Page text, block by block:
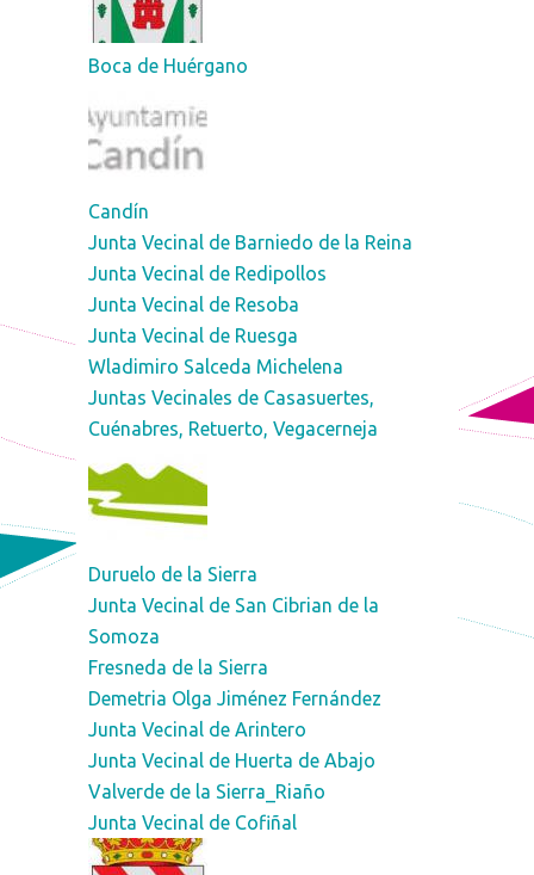
Boca de Huérgano
Candín
Junta Vecinal de Barniedo de la Reina
Junta Vecinal de Redipollos
Junta Vecinal de Resoba
Junta Vecinal de Ruesga
Wladimiro Salceda Michelena
Juntas Vecinales de Casasuertes,
Cuénabres, Retuerto, Vegacerneja
Duruelo de la Sierra
Junta Vecinal de San Cibrian de la
Somoza
Fresneda de la Sierra
Demetria Olga Jiménez Fernández
Junta Vecinal de Arintero
Junta Vecinal de Huerta de Abajo
Valverde de la Sierra_Riaño
Junta Vecinal de Cofiñal